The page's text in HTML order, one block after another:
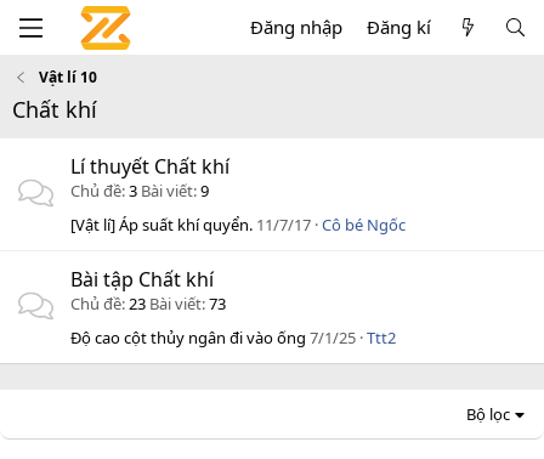
Đăng nhập Đăng kí
Vật lí 10
Chất khí
Lí thuyết Chất khí
Chủ đề 3 Bài viết 9
[Vật lí] Áp suất khí quyển. 11/7/17 Cô bé Ngốc
Bài tập Chất khí
Chủ đề 23 Bài viết 73
Độ cao cột thủy ngân đi vào ống 7/1/25 Ttt2
Bộ lọc